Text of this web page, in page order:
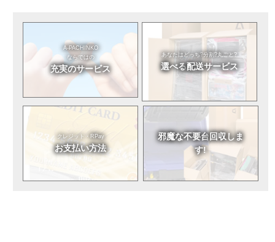
A-PACHINKO
ならではの
充実のサービス
あなたはどっち?分割?丸ごと?
選べる配送サービス
クレジット・RPay
お支払い方法
邪魔な不要台回収しま
す!